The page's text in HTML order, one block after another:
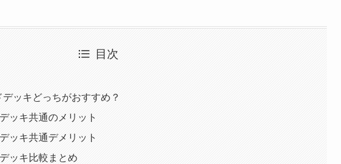
目次
ッキどっちがおすすめ？
ッキ共通のメリット
ッキ共通デメリット
ッキ比較まとめ